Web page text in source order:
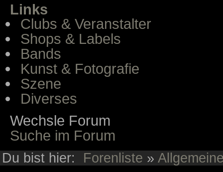
Links
Clubs & Veranstalter
Shops & Labels
Bands
Kunst & Fotografie
Szene
Diverses
Wechsle Forum
Suche im Forum
Du bist hier: Forenliste »